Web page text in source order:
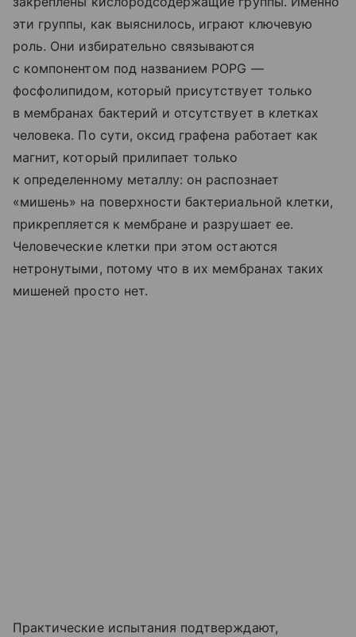
эти группы, как выяснилось, играют ключевую
роль. Они избирательно связываются
с компонентом под названием POPG —
фосфолипидом, который присутствует только
в мембранах бактерий и отсутствует в клетках
человека. По сути, оксид графена работает как
магнит, который прилипает только
к определенному металлу: он распознает
«мишень» на поверхности бактериальной клетки,
прикрепляется к мембране и разрушает ее.
Человеческие клетки при этом остаются
нетронутыми, потому что в их мембранах таких
мишеней просто нет.
Практические испытания подтверждают,